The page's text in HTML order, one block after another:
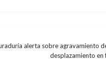
alerta sobre agravamiento
desplazamiento en